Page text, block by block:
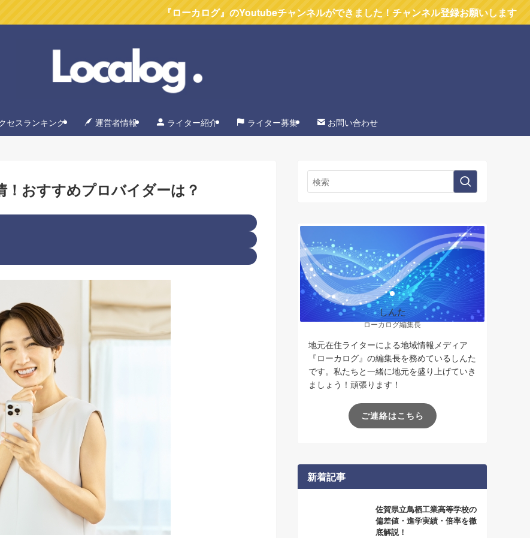
『ローカログ』のYoutubeチャンネルができました！チャンネル登録お願いします
セスランキング 運営者情報 ライター紹介 ライター募集 お問い合わせ
おすすめプロバイダーは？
しんた
ローカログ編集長
地元在住ライターによる地域情報メディア
『ローカログ』の編集長を務めているしんた
です。私たちと一緒に地元を盛り上げていき
ましょう！頑張ります！
ご連絡はこちら
新着記事
佐賀県立鳥栖工業高等学校の
偏差値・進学実績・倍率を徹
底解説！